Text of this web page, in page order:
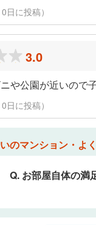
に投稿）
3.0
や公園が近いので
に投稿）
のマンション・よ
Q. お部屋自体の満